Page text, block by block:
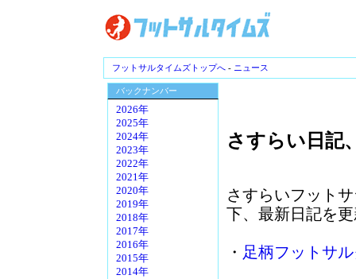
フットサルタイムズトップへ - ニュース
バックナンバー
2026年
2025年
2024年
2023年
2022年
2021年
2020年
2019年
2018年
2017年
2016年
2015年
2014年
さすらい日記
さすらいフット
下、最新日記を
・ 足柄フットサ